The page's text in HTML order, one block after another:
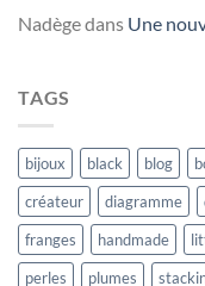
Nadègedans Une
TAGS
bijoux black blog
créateur
diagramme
franges
handmade
perles
plumes